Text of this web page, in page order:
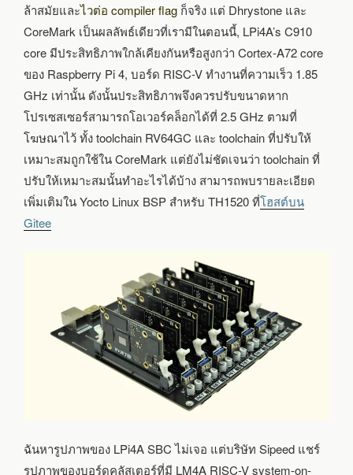
ล้าสมัยและไวต่อ compiler flag ก็จริง แต่ Dhrystone และ
CoreMark เป็นผลลัพธ์เดียวที่เรามีในตอนนี้, LPi4A’s C910
core มีประสิทธิภาพใกล้เคียงกันหรือสูงกว่า Cortex-A72 core
ของ Raspberry Pi 4, บอร์ด RISC-V ทำงานที่ความเร็ว 1.85
GHz เท่านั้น ดังนั้นประสิทธิภาพจึงควรปรับขนาดหาก
โปรเซสเซอร์สามารถโอเวอร์คล็อกได้ที่ 2.5 GHz ตามที่
โฆษณาไว้ ทั้ง toolchain RV64GC และ toolchain ที่ปรับให้
เหมาะสมถูกใช้ใน CoreMark แต่ยังไม่ชัดเจนว่า toolchain ที่
ปรับให้เหมาะสมนั้นทำอะไรได้บ้าง สามารถพบรายละเอียด
เพิ่มเติมใน Yocto Linux BSP สำหรับ TH1520 ที่โฮสต์บน
Gitee
ฉันหารูปภาพของ LPi4A SBC ไม่เจอ แต่บริษัท Sipeed แชร์
รูปภาพของบอร์ดคลัสเตอร์ที่มี LM4A RISC-V system-on-